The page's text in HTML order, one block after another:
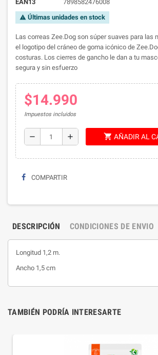
EAN13
7898582476008
warning Últimas unidades en stock
Las correas Zee.Dog son súper suaves para las
el logotipo del cráneo de goma icónico de
costuras. Los cierres de gancho le dan a tu
segura y sin esfuerzo
$14.990
Impuestos incluidos
remove add shopping_cart AÑADIR AL
COMPARTIR
DESCRIPCIÓN CONDICIONES DE ENVIO
Longitud 1,2 m.
Ancho 1,5 cm
TAMBIÉN PODRÍA INTERESARTE